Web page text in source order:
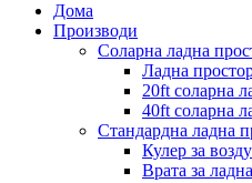
Дома
Производи
Соларна ладна
Ладна
20ft соларна
40ft соларна
Стандардна ладна
Кулер за
Врата за